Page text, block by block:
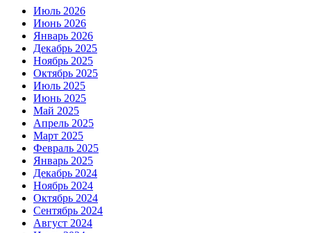
Июль 2026
Июнь 2026
Январь 2026
Декабрь 2025
Ноябрь 2025
Октябрь 2025
Июль 2025
Июнь 2025
Май 2025
Апрель 2025
Март 2025
Февраль 2025
Январь 2025
Декабрь 2024
Ноябрь 2024
Октябрь 2024
Сентябрь 2024
Август 2024